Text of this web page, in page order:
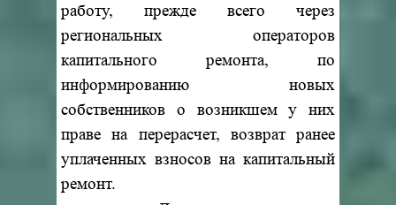
работу, прежде всего через
региональных операторов
капитального ремонта, по
информированию новых
собственников о возникшем у них
праве на перерасчет, возврат ранее
уплаченных взносов на капитальный
ремонт.